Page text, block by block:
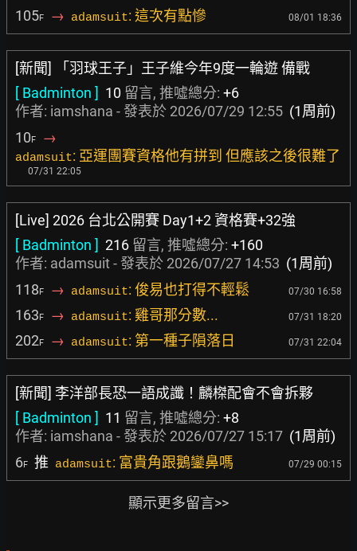
105F → adamsuit: 這次有點慘 08/01 18:36
[新聞] 「羽球王子」王子維今年9度一輪遊 備戰
[ Badminton ] 10 留言, 推噓總分: +6
作者: iamshana - 發表於 2026/07/29 12:55 (1周前)
10F →
adamsuit: 亞運團賽資格他有拼到 但應該之後很難了
07/31 22:05
[Live] 2026 台北公開賽 Day1+2 資格賽+32強
[ Badminton ] 216 留言, 推噓總分: +160
作者: adamsuit - 發表於 2026/07/27 14:53 (1周前)
118F → adamsuit: 俊易也打得不輕鬆 07/30 16:58
163F → adamsuit: 雞哥那分數... 07/31 18:20
202F → adamsuit: 第一種子隕落日 07/31 22:04
[新聞] 李洋部長恐一語成讖！麟榤配會不會拆夥
[ Badminton ] 11 留言, 推噓總分: +8
作者: iamshana - 發表於 2026/07/27 15:17 (1周前)
6F 推 adamsuit: 富貴角跟鵝鑾鼻嗎 07/29 00:15
顯示更多留言>>